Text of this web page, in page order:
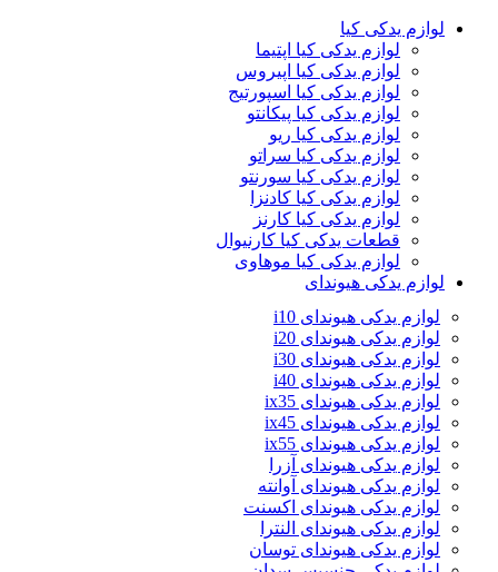
لوازم یدکی کیا
لوازم یدکی کیا اپتیما
لوازم یدکی کیا اپیروس
لوازم یدکی کیا اسپورتیج
لوازم یدکی کیا پیکانتو
لوازم یدکی کیا ریو
لوازم یدکی کیا سراتو
لوازم یدکی کیا سورنتو
لوازم یدکی کیا کادنزا
لوازم یدکی کیا کارنز
قطعات یدکی کیا کارنیوال
لوازم یدکی کیا موهاوی
لوازم یدکی هیوندای
لوازم یدکی هیوندای i10
لوازم یدکی هیوندای i20
لوازم یدکی هیوندای i30
لوازم یدکی هیوندای i40
لوازم یدکی هیوندای ix35
لوازم یدکی هیوندای ix45
لوازم یدکی هیوندای ix55
لوازم یدکی هیوندای آزرا
لوازم یدکی هیوندای آوانته
لوازم یدکی هیوندای اکسنت
لوازم یدکی هیوندای النترا
لوازم یدکی هیوندای توسان